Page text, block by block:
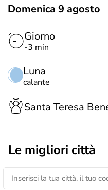
Domenica 9 agosto
Giorno
-3 min
Luna
calante
Santa Teresa
Le migliori città